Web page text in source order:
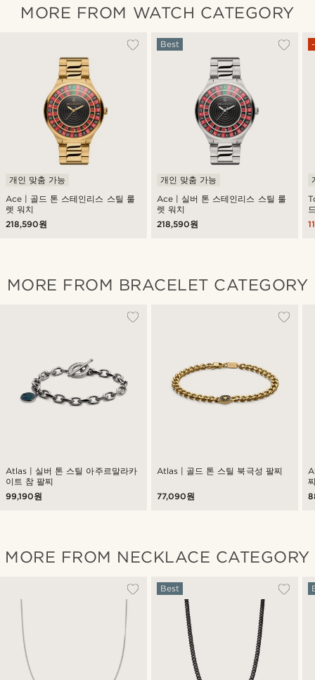
MORE FROM WATCH CATEGORY
Ace | 골드 톤 스테인리스 스틸 룰
렛 워치
개인 맞춤 가능
218,590원
Ace | 실버 톤 스테인리스 스틸 룰
렛 워치
Best
개인 맞춤 가능
218,590원
MORE FROM BRACELET CATEGORY
Atlas | 실버 톤 스틸 아주르말라카
이트 참 팔찌
99,190원
Atlas | 골드 톤 스틸 북극성 팔찌
77,090원
MORE FROM NECKLACE CATEGORY
Best